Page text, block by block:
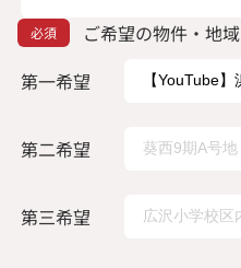
ご希望の物件・地域
第一希望
第二希望
第三希望